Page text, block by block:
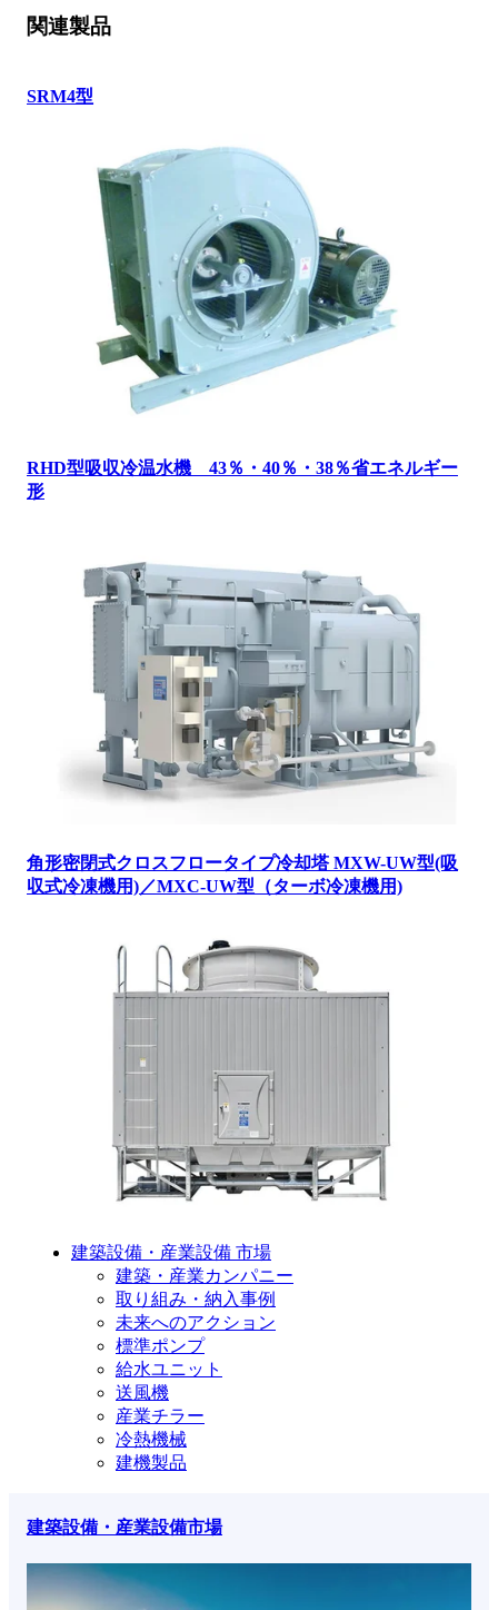
関連製品
SRM4型
RHD型吸収冷温水機 43％・40％・38％省エネルギー
形
角形密閉式クロスフロータイプ冷却塔 MXW-UW型(吸
収式冷凍機用)／MXC-UW型（ターボ冷凍機用)
建築設備・産業設備 市場
建築・産業カンパニー
取り組み・納入事例
未来へのアクション
標準ポンプ
給水ユニット
送風機
産業チラー
冷熱機械
建機製品
建築設備・産業設備市場